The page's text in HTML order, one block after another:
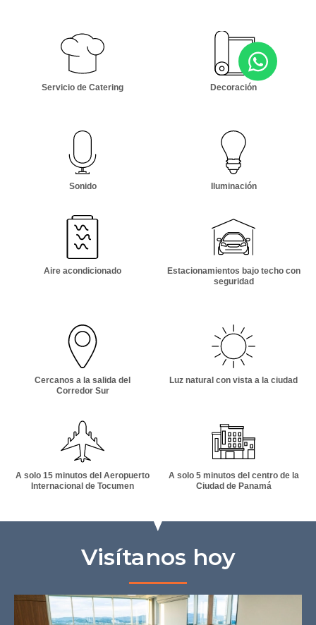
Servicio de Catering Decoración
Sonido Iluminación
Aire acondicionado
Estacionamientos bajo techo con
seguridad
Cercanos a la salida del
Corredor Sur
Luz natural con vista a la ciudad
A solo 15 minutos del Aeropuerto
Internacional de Tocumen
A solo 5 minutos del centro de la
Ciudad de Panamá
Visítanos hoy